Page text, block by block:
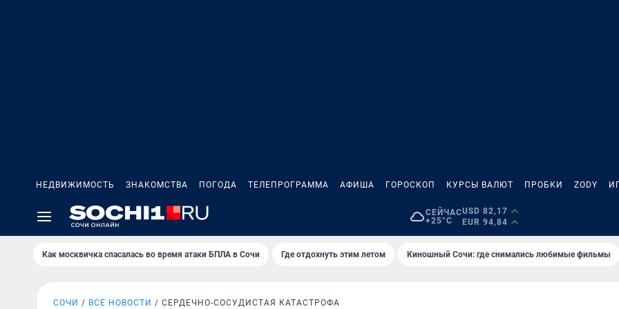
НЕДВИЖИМОСТЬ ЗНАКОМСТВА ПОГОДА ТЕЛЕПРОГРАММА АФИША ГОРОСКОП КУРСЫ ВАЛЮТ ПРОБКИ ZODY
СЕЙЧАС
+25°C
USD 82,17
EUR 94,84
Как москвичка спасалась во время атаки БПЛА в Сочи Где отдохнуть этим летом Киношный Сочи: где снимались любимые фильмы
СОЧИ ВСЕ НОВОСТИ СЕРДЕЧНО-СОСУДИСТАЯ КАТАСТРОФА